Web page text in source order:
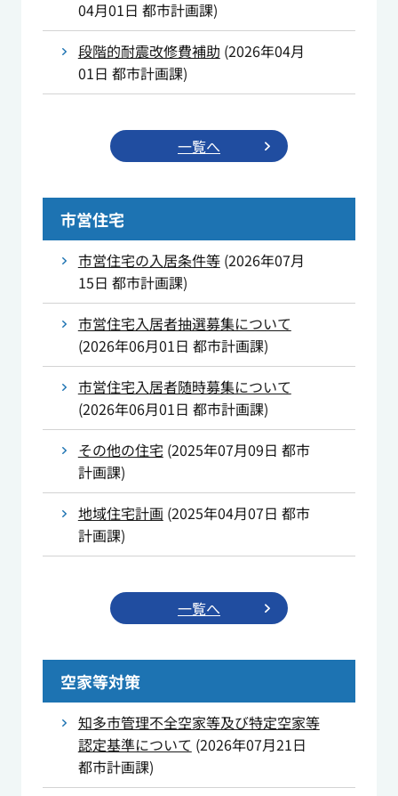
04月01日 都市計画課)
段階的耐震改修費補助 (2026年04月
01日 都市計画課)
一覧へ
市営住宅
市営住宅の入居条件等(2026年07月
15日 都市計画課)
市営住宅入居者抽選募集について
(2026年06月01日 都市計画課)
市営住宅入居者随時募集について
(2026年06月01日 都市計画課)
その他の住宅 (2025年07月09日 都市
計画課)
地域住宅計画 (2025年04月07日 都市
計画課)
一覧へ
空家等対策
知多市管理不全空家等及び特定空家等
認定基準について (2026年07月21日
都市計画課)